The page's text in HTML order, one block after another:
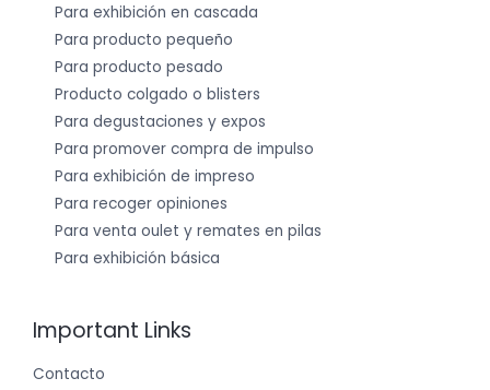
Para exhibición en cascada
Para producto pequeño
Para producto pesado
Producto colgado o blisters
Para degustaciones y expos
Para promover compra de impulso
Para exhibición de impreso
Para recoger opiniones
Para venta oulet y remates en pilas
Para exhibición básica
Important Links
Contacto